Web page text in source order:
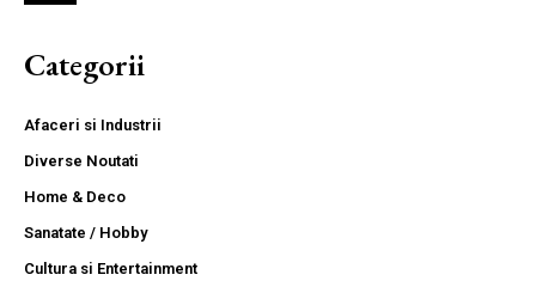
Categorii
Afaceri si Industrii
Diverse Noutati
Home & Deco
Sanatate / Hobby
Cultura si Entertainment